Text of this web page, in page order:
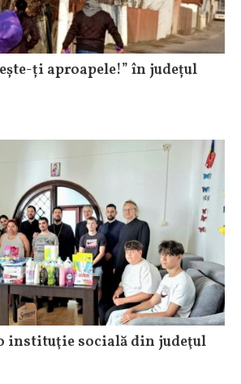
ți aproapele!” în județul
instituţie socială din judeţul